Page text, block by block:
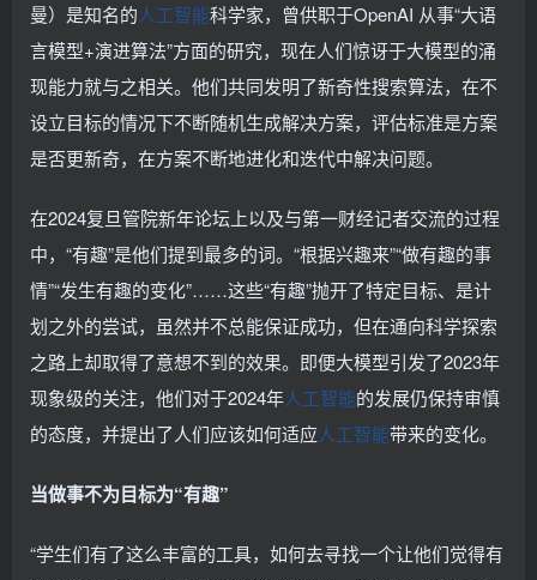
曼）是知名的人工智能科学家，曾供职于OpenAI 从事“大语
言模型+演进算法”方面的研究，现在人们惊讶于大模型的涌
现能力就与之相关。他们共同发明了新奇性搜索算法，在不
设立目标的情况下不断随机生成解决方案，评估标准是方案
是否更新奇，在方案不断地进化和迭代中解决问题。
在2024复旦管院新年论坛上以及与第一财经记者交流的过程
中，“有趣”是他们提到最多的词。“根据兴趣来”“做有趣的事
情”“发生有趣的变化”……这些“有趣”抛开了特定目标、是计
划之外的尝试，虽然并不总能保证成功，但在通向科学探索
之路上却取得了意想不到的效果。即便大模型引发了2023年
现象级的关注，他们对于2024年人工智能的发展仍保持审慎
的态度，并提出了人们应该如何适应人工智能带来的变化。
当做事不为目标为“有趣”
“学生们有了这么丰富的工具，如何去寻找一个让他们觉得有